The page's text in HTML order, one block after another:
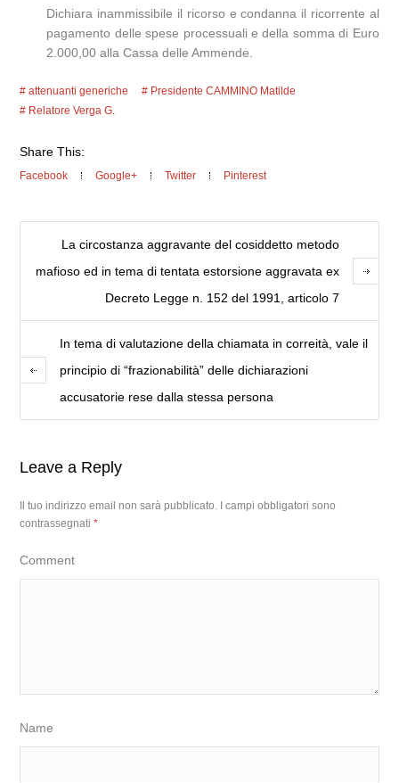
Dichiara inammissibile il ricorso e condanna il ricorrente al
pagamento delle spese processuali e della somma di Euro
2.000,00 alla Cassa delle Ammende.
attenuanti generiche
Presidente CAMMINO Matilde
Relatore Verga G.
Share This:
Facebook Google+ Twitter Pinterest
La circostanza aggravante del cosiddetto metodo
mafioso ed in tema di tentata estorsione aggravata ex
Decreto Legge n. 152 del 1991, articolo 7
In tema di valutazione della chiamata in correità, vale il
principio di “frazionabilità” delle dichiarazioni
accusatorie rese dalla stessa persona
Leave a Reply
Il tuo indirizzo email non sarà pubblicato.
I campi obbligatori sono
contrassegnati*
Comment
Name